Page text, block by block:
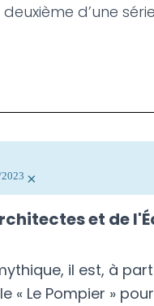
d’une
×
et de
il est, à
« Le Pompier »